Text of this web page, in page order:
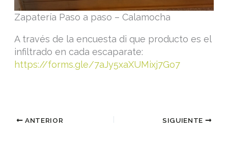
Zapatería Paso a paso – Calamocha
A través de la encuesta di que producto es el
infiltrado en cada escaparate:
https://forms.gle/7aJy5xaXUMixj7Go7
ANTERIOR SIGUIENTE